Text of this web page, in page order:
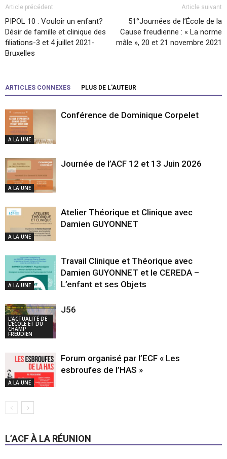
Article précédent
PIPOL 10 : Vouloir un enfant?
Désir de famille et clinique des
filiations-3 et 4 juillet 2021-
Bruxelles
Article suivant
51°Journées de l’École de la
Cause freudienne : « La norme
mâle », 20 et 21 novembre 2021
ARTICLES CONNEXES PLUS DE L'AUTEUR
A LA UNE
Conférence de Dominique Corpelet
A LA UNE
Journée de l’ACF 12 et 13 Juin 2026
A LA UNE
Atelier Théorique et Clinique avec
Damien GUYONNET
A LA UNE
Travail Clinique et Théorique avec
Damien GUYONNET et le CEREDA –
L’enfant et ses Objets
L’ACTUALITÉ DE
L'ÉCOLE ET DU
CHAMP
FREUDIEN
J56
A LA UNE
Forum organisé par l’ECF « Les
esbroufes de l’HAS »
L’ACF À LA RÉUNION